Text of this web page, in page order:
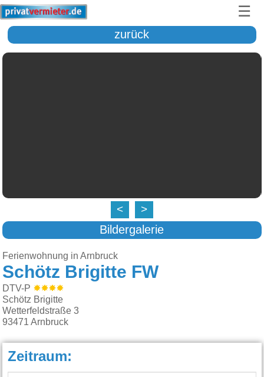
☰
zurück
< >
Bildergalerie
Ferienwohnung in Arnbruck
Schötz Brigitte FW
DTV-P
Schötz Brigitte
Wetterfeldstraße 3
93471 Arnbruck
Zeitraum: